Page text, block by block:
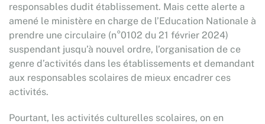
responsables dudit établissement. Mais cette alerte a
amené le ministère en charge de l’Education Nationale à
prendre une circulaire (n°0102 du 21 février 2024)
suspendant jusqu’à nouvel ordre, l’organisation de ce
genre d’activités dans les établissements et demandant
aux responsables scolaires de mieux encadrer ces
activités.
Pourtant, les activités culturelles scolaires, on en